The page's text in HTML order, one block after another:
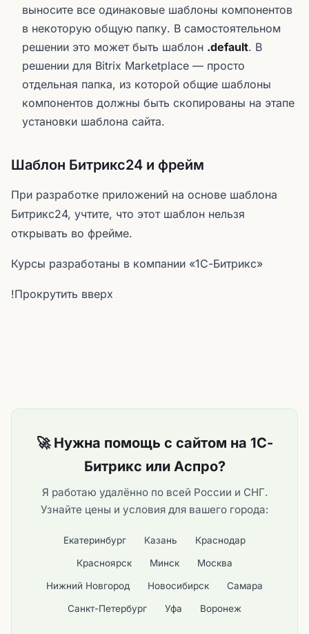
выносите все одинаковые шаблоны компонентов
в некоторую общую папку. В самостоятельном
решении это может быть шаблон .default. В
решении для Bitrix Marketplace — просто
отдельная папка, из которой общие шаблоны
компонентов должны быть скопированы на этапе
установки шаблона сайта.
Шаблон Битрикс24 и фрейм
При разработке приложений на основе шаблона
Битрикс24, учтите, что этот шаблон нельзя
открывать во фрейме.
Курсы разработаны в компании «1С-Битрикс»
!Прокрутить вверх
🚀 Нужна помощь с сайтом на 1С-
Битрикс или Аспро?
Я работаю удалённо по всей России и СНГ.
Узнайте цены и условия для вашего города:
Екатеринбург Казань Краснодар
Красноярск Минск Москва
Нижний Новгород Новосибирск Самара
Санкт-Петербург Уфа Воронеж